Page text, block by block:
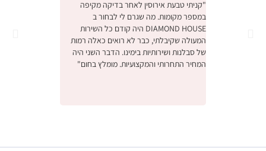
"קניתי טבעת אירוסין לאחר בדיקה מקיפה
במספר מקומות. מה שגרם לי לבחור ב
DIAMOND HOUSE היה קודם כל השירות
המעולה שקיבלתי, כבר לא רואים כאלה רמות
של סבלנות ושירותיות בימינו. הדבר השני היה
המחיר התחרותי והמקצועיות. מומלץ בחום"